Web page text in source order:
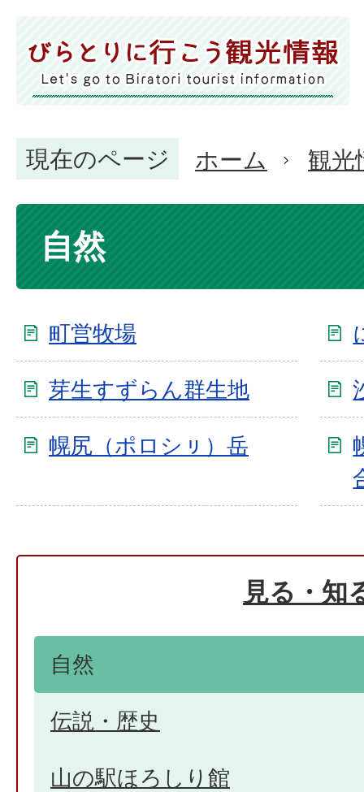
現在のページ ホーム 観光
自然
町営牧場
芽生すずらん群生地
幌尻（ポロシㇼ）岳
見る・知
自然
伝説・歴史
山の駅ほろしり館